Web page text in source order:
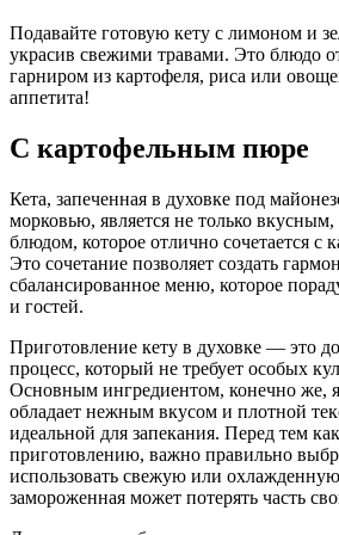
Подавайте готовую кету с лимоном и
украсив свежими травами. Это блюдо
гарниром из картофеля, риса или
аппетита!
С картофельным пюре
Кета, запеченная в духовке под
морковью, является не только
блюдом, которое отлично сочетается с
Это сочетание позволяет создать
сбалансированное меню, которое
и гостей.
Приготовление кету в духовке — это
процесс, который не требует особых
Основным ингредиентом, конечно же,
обладает нежным вкусом и плотной
идеальной для запекания. Перед тем
приготовлению, важно правильно
использовать свежую или охлажденную
замороженная может потерять часть